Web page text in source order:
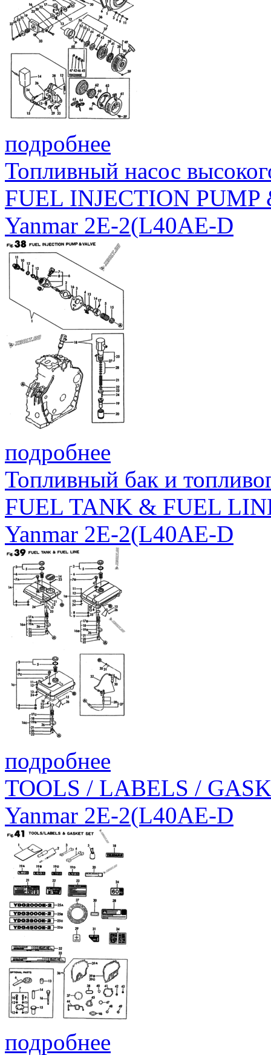
подробнее
Топливный насос
FUEL INJECTION PUMP
Yanmar 2E-2(L40AE-D
подробнее
Топливный бак и
FUEL TANK & FUEL
Yanmar 2E-2(L40AE-D
подробнее
TOOLS / LABELS /
Yanmar 2E-2(L40AE-D
подробнее